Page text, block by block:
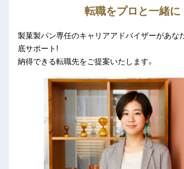
転職をプロと一緒に
製菓製パン専任のキャリアアドバイザーがあな
底サポート!
納得できる転職先をご提案いたします。